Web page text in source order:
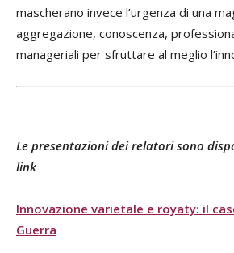
mascherano invece l’urgenza di una
aggregazione, conoscenza,
manageriali per sfruttare al meglio
Le presentazioni dei relatori sono
link
Innovazione varietale e royaty: il
Guerra